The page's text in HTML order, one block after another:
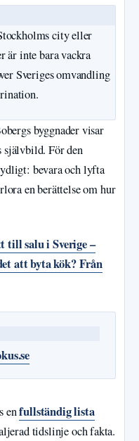
city eller
är inte bara vackra
Sveriges omvandling
byggnader visar
självbild. För den
bevara och lyfta
en berättelse om hur
till salu i Sverige –
att byta kök? Från
enfullständig lista
tidslinje och fakta.